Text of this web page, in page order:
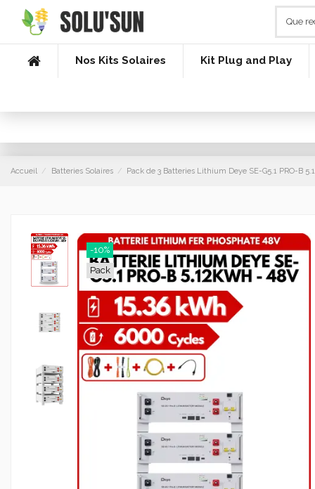
Nos Kits Solaires Kit Plug and Play
Accueil Batteries Solaires Pack de 3 Batteries Lithium Deye SE-G5.1 PRO-B
-10%
Pack